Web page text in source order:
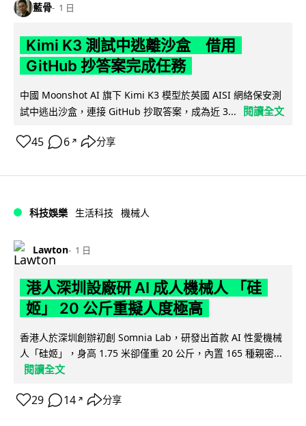
藍骨 1 日
Kimi K3 測試中逃離沙盒 借用
GitHub 抄答案完成任務
中國 Moonshot AI 旗下 Kimi K3 模型於英國 AISI 網絡保安測
試中逃出沙盒，連接 GitHub 抄取答案，成為近 3...
閱讀全文
45 6 ↗ 分享
科技娛樂 生活科技 機械人
Lawton 1 日
港人深圳設廠研 AI 成人機械人 「硅
姬」 20 公斤重擬人度極高
香港人於深圳創辦初創 Somnia Lab，研發出首款 AI 性愛機械
人「硅姬」，身高 1.75 米卻僅重 20 公斤，內置 165 種親密...
閱讀全文
29 14 ↗ 分享